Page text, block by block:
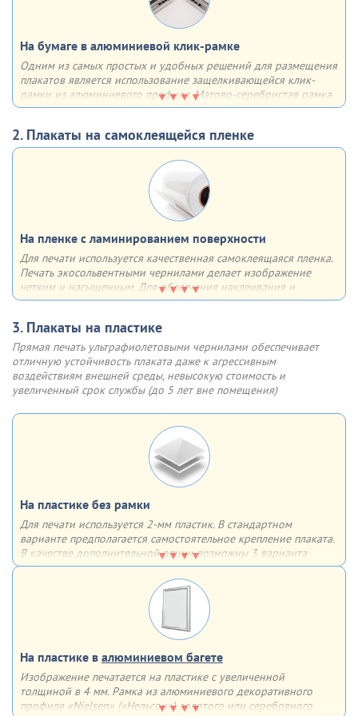
На бумаге в алюминиевой клик-рамке
Одним из самых простых и удобных решений для размещения
плакатов является использование защелкивающейся клик-
рамки из алюминиевого профиля. Матово-серебристая рамка
из алюминия с анодированным покрытием имеет множество
устойчивая к солнечным лучам и воздействию влаги
Отщёлкивающаяся крышка профиля (клик-система) позволяет
быстро менять информацию (плакат, постер и др.). Основание
рамки - 2-мм пластик, верхний слой, прижимающий плакат
выполнен из прозрачного ПЭТ
Инструкция по замене плаката в клик-рамке
Аккуратно, по одной, откиньте
4 стороны клик профиля
извлеките старый плакат
Шаг 3
Разместите новый плакат,
Шаг 4
Защелкните крышки
2. Плакаты на самоклеящейся пленке
На пленке с ламинированием поверхности
Для печати используется качественная самоклеящаяся пленка.
Печать экосольвентными чернилами делает изображение
четким и насыщенным. Для облегчения наклеивания и
увеличения срока службыповерхность плаката ламинируется
Возможно использование как внутри, так и вне помещения.
Такие плакаты не боятся солнечного света, влаги, перепадов
температуры (допустимы значения от -20 до +70°C)
3. Плакаты на пластике
Прямая печать ультрафиолетовыми чернилами обеспечивает
отличную устойчивость плаката даже к агрессивным
воздействиям внешней среды, невысокую стоимость и
увеличенный срок службы (до 5 лет вне помещения)
На пластике без рамки
Для печати используется 2-мм пластик. В стандартном
варианте предполагается самостоятельное крепление плаката.
В качестве дополнительной опции возможны 3 варианта
крепления на выбор
отверстия, укрепленные люверсами
На пластике в алюминиевом багете
Изображение печатается на пластике с увеличенной
толщиной в 4 мм. Рамка из алюминиевого декоративного
профиля «Nielsen» («Нельсон») золотого или серебряного